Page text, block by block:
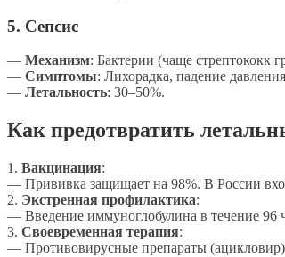
5. Сепсис
— Механизм: Бактерии (чаще стрептококк
— Симптомы: Лихорадка, падение
— Летальность: 30–50%.
Как предотвратить
1. Вакцинация:
— Прививка защищает на 98%. В России
2. Экстренная профилактика:
— Введение иммуноглобулина в течение 96
3. Своевременная терапия:
— Противовирусные препараты